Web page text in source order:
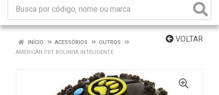
VOLTAR
INÍCIO ACESSÓRIOS
OUTROS
AMERICAN PET BOLINHA INTELIGENTE